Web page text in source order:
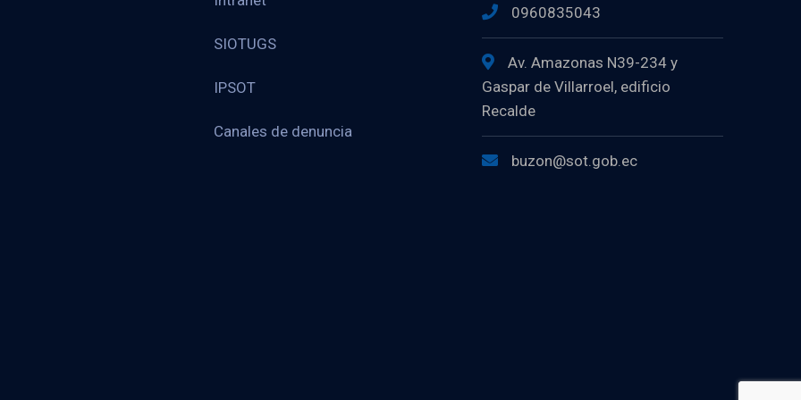
SIOTUGS
IPSOT
Canales de denuncia
0960835043
Av. Amazonas N39-234 y
Gaspar de Villarroel, edificio
Recalde
buzon@sot.gob.ec